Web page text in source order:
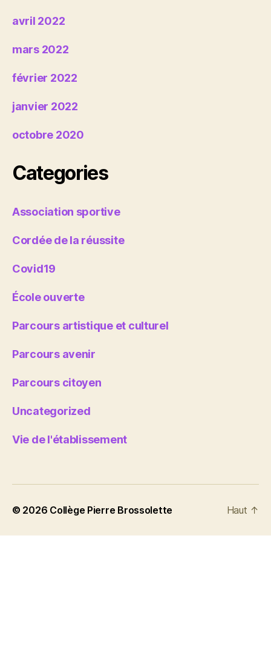
avril 2022
mars 2022
février 2022
janvier 2022
octobre 2020
Categories
Association sportive
Cordée de la réussite
Covid19
École ouverte
Parcours artistique et culturel
Parcours avenir
Parcours citoyen
Uncategorized
Vie de l'établissement
© 2026 Collège Pierre Brossolette Haut ↑